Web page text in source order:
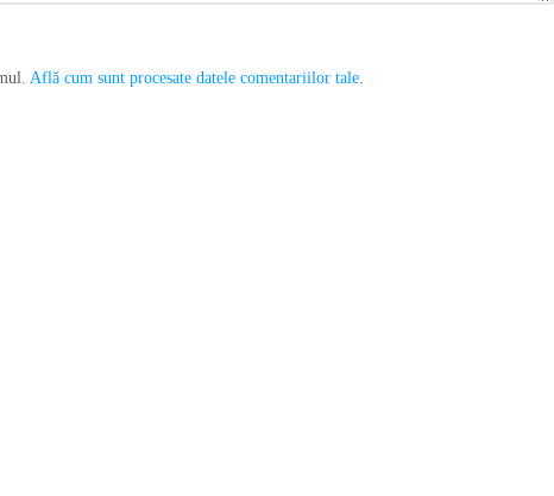
Află cum sunt procesate datele comentariilor tale.